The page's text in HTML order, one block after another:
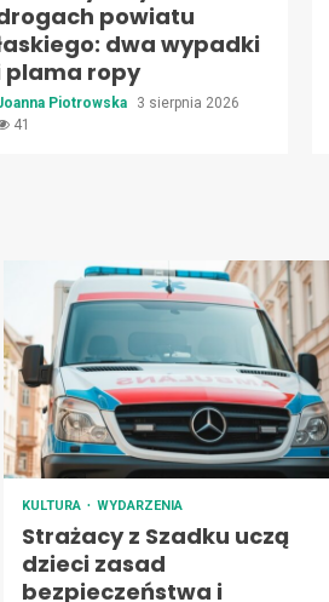
powiatu
dwa wypadki
plama ropy
Piotrowska
3 sierpnia 2026
41
KULTURA WYDARZENIA
Strażacy z Szadku uczą
dzieci zasad
bezpieczeństwa i